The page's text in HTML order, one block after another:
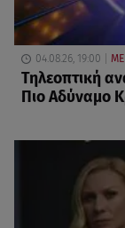
04.08.26, 19:00
Τηλεοπτική
Πιο Αδύναμο